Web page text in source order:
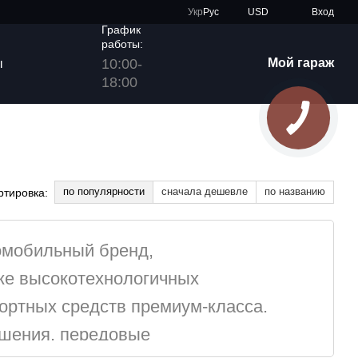
Укр Рус USD Вход
График
работы:
10:00-
18:00
Мой гараж
по популярности сначала дешевле по названию
бренд,
высокотехнологичных
средств премиум-класса.
передовые